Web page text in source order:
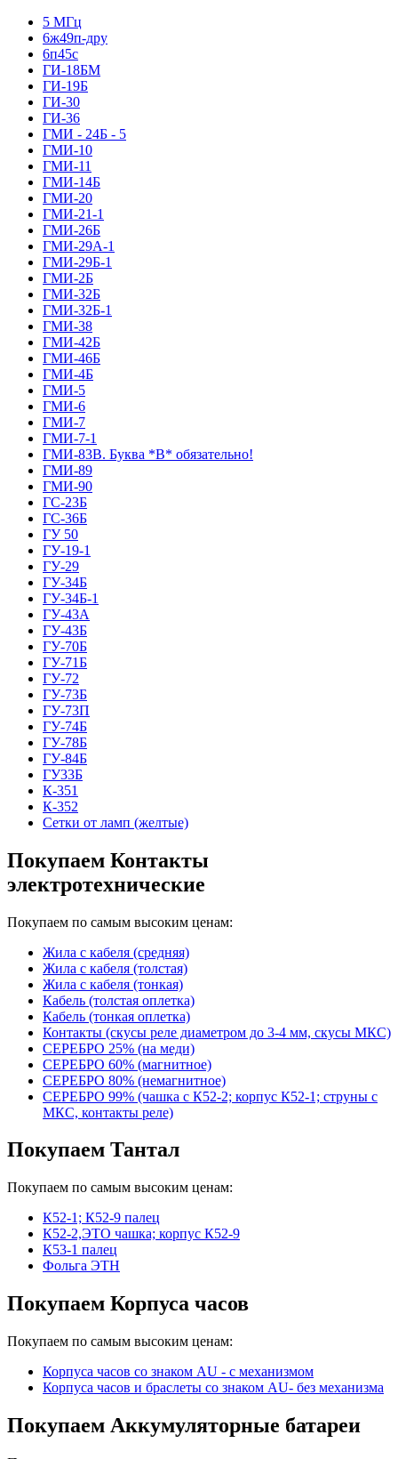
5 МГц
6ж49п-дру
6п45с
ГИ-18БМ
ГИ-19Б
ГИ-30
ГИ-36
ГМИ - 24Б - 5
ГМИ-10
ГМИ-11
ГМИ-14Б
ГМИ-20
ГМИ-21-1
ГМИ-26Б
ГМИ-29А-1
ГМИ-29Б-1
ГМИ-2Б
ГМИ-32Б
ГМИ-32Б-1
ГМИ-38
ГМИ-42Б
ГМИ-46Б
ГМИ-4Б
ГМИ-5
ГМИ-6
ГМИ-7
ГМИ-7-1
ГМИ-83В. Буква *В* обязательно!
ГМИ-89
ГМИ-90
ГС-23Б
ГС-36Б
ГУ 50
ГУ-19-1
ГУ-29
ГУ-34Б
ГУ-34Б-1
ГУ-43А
ГУ-43Б
ГУ-70Б
ГУ-71Б
ГУ-72
ГУ-73Б
ГУ-73П
ГУ-74Б
ГУ-78Б
ГУ-84Б
ГУ33Б
К-351
К-352
Сетки от ламп (желтые)
Покупаем Контакты
электротехнические
Покупаем по самым высоким ценам:
Жила с кабеля (средняя)
Жила с кабеля (толстая)
Жила с кабеля (тонкая)
Кабель (толстая оплетка)
Кабель (тонкая оплетка)
Контакты (скусы реле диаметром до 3-4 мм, скусы МКС)
СЕРЕБРО 25% (на меди)
СЕРЕБРО 60% (магнитное)
СЕРЕБРО 80% (немагнитное)
СЕРЕБРО 99% (чашка с К52-2; корпус К52-1; струны с
МКС, контакты реле)
Покупаем Тантал
Покупаем по самым высоким ценам:
К52-1; К52-9 палец
К52-2,ЭТО чашка; корпус К52-9
К53-1 палец
Фольга ЭТН
Покупаем Корпуса часов
Покупаем по самым высоким ценам:
Корпуса часов cо знаком AU - с механизмом
Корпуса часов и браслеты со знаком AU- без механизма
Покупаем Аккумуляторные батареи